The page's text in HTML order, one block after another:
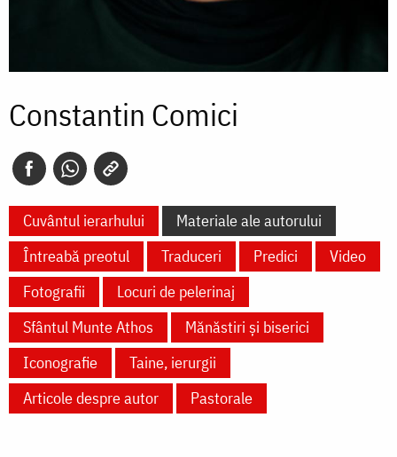
Constantin Comici
Cuvântul ierarhului
Materiale ale autorului
Întreabă preotul
Traduceri Predici
Video
Fotografii
Locuri de pelerinaj
Sfântul Munte Athos
Mănăstiri și biserici
Iconografie
Taine, ierurgii
Articole despre autor
Pastorale